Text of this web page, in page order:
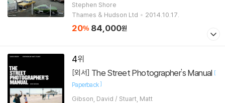
Stephen Shore
Thames & Hudson Ltd
2014.10.17.
20% 84,000원
4
[외서] The Street Photographer's Manual [
Paperback]
Gibson, David / Stuart, Matt